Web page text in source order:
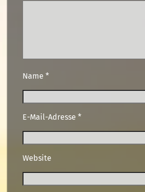
Name *
E-Mail-Adresse *
Website